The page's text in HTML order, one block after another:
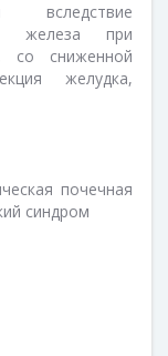
вследствие
железа при
со сниженной
желудка,
почечная
синдром